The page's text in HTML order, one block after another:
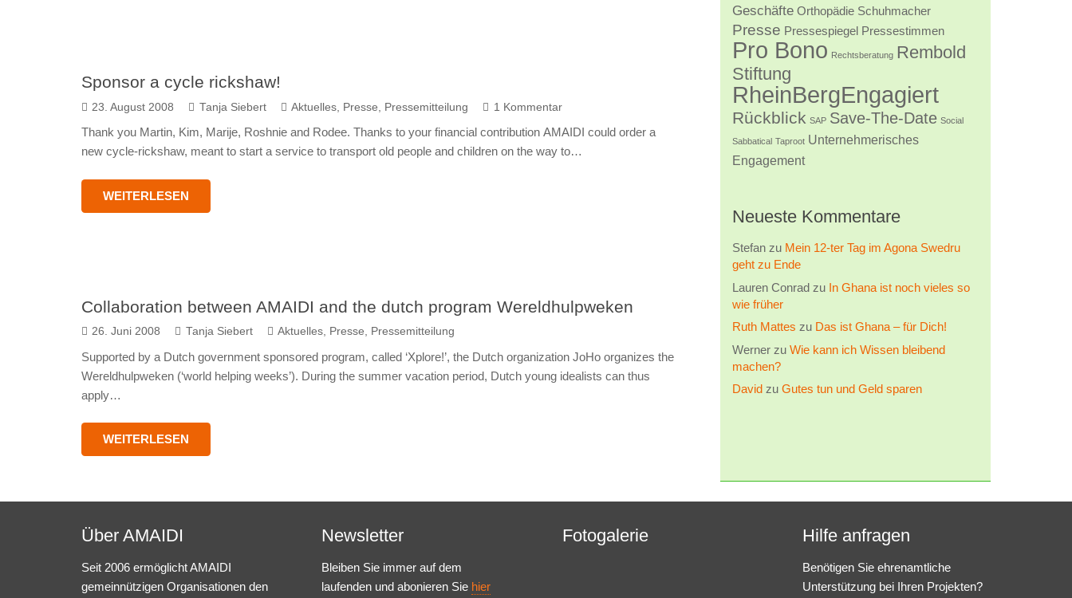
Sponsor a cycle rickshaw!
23. August 2008 Tanja Siebert Aktuelles Presse Pressemitteilung 1 Kommentar
Thank you Martin, Kim, Marije, Roshnie and Rodee. Thanks to your financial contribution AMAIDI could order a
new cycle-rickshaw, meant to start a service to transport old people and children on the way to…
WEITERLESEN
Collaboration between AMAIDI and the dutch program Wereldhulpweken
26. Juni 2008 Tanja Siebert Aktuelles, Presse, Pressemitteilung
Supported by a Dutch government sponsored program, called ‘Xplore!’, the Dutch organization JoHo organizes the
Wereldhulpweken (‘world helping weeks’). During the summer vacation period, Dutch young idealists can thus
apply…
WEITERLESEN
Geschäfte Orthopädie Schuhmacher
Presse Pressespiegel Pressestimmen
Pro Bono Rechtsberatung Rembold
Stiftung
RheinBergEngagiert
Rückblick SAP Save-The-Date Social
Sabbatical Taproot Unternehmerisches
Engagement
Neueste Kommentare
Stefanzu Mein 12-ter Tag im Agona Swedru
geht zu Ende
Lauren Conradzu In Ghana ist noch vieles so
wie früher
Ruth Mattes zu Das ist Ghana – für Dich!
Wernerzu Wie kann ich Wissen bleibend
machen?
Davidzu Gutes tun und Geld sparen
Über AMAIDI
Seit 2006 ermöglicht AMAIDI
gemeinnützigen Organisationen den
Newsletter
Bleiben Sie immer auf dem
laufenden und abonieren Sie hier
Fotogalerie Hilfe anfragen
Benötigen Sie ehrenamtliche
Unterstützung bei Ihren Projekten?